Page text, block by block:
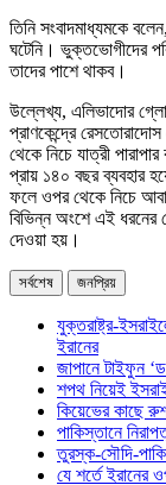
তিনি সংবাদমাধ্যমকে
ঘটেনি। ভুক্তভোগীদের
তাদের পাশে থাকব।
উল্লেখ্য, এলিভাদোর
প্রাণকেন্দ্রে
থেকে নিচে যাত্রী
প্রায় ১৪০ বছর ব্যবহার
ফলে ওপর থেকে নিচে
বিভিন্ন অংশে এই ধরনের
দেওয়া হয়।
সর্বশেষ জনপ্রিয়
যুক্তরাষ্ট্র-
ইরানের
জাপানে টাইফুন
শপথ নিয়েই
কিয়েভের কাছে
পাকিস্তানে
তুরস্ক-সৌদি-
যে শর্তে ইরানের